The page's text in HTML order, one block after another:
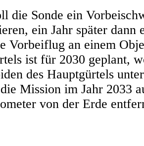
die Sonde ein
ein Jahr später dann
Vorbeiflug an einem
ist für 2030 geplant,
des Hauptgürtels
Mission im Jahr 2033
von der Erde